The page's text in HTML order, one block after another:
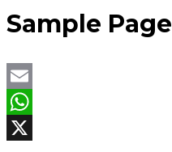
Sample Page
Email
WhatsApp